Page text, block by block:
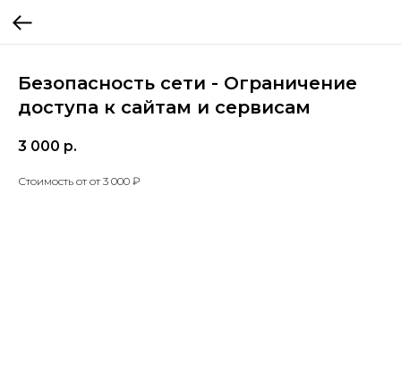
Безопасность сети - Ограничение
доступа к сайтам и сервисам
3 000 р.
Стоимость от от 3 000 ₽